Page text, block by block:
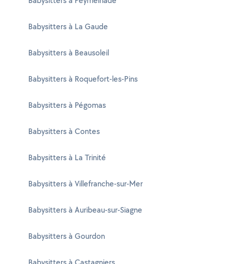
Babysitters à La Gaude
Babysitters à Beausoleil
Babysitters à Roquefort-les-Pins
Babysitters à Pégomas
Babysitters à Contes
Babysitters à La Trinité
Babysitters à Villefranche-sur-Mer
Babysitters à Auribeau-sur-Siagne
Babysitters à Gourdon